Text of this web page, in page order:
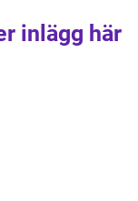
inlägg här